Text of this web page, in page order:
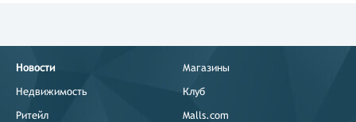
Новости
Недвижимость
Ритейл
Магазины
Клуб
Malls.com